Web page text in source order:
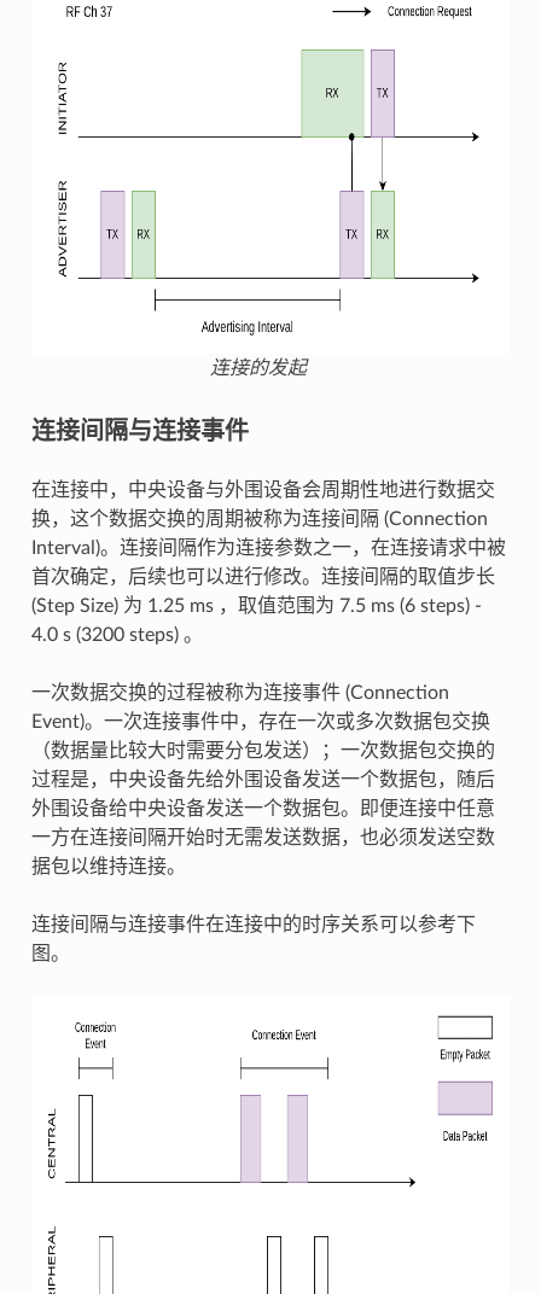
连接的发起
连接间隔与连接事件
在连接中，中央设备与外围设备会周期性地进行数据交
换，这个数据交换的周期被称为连接间隔 (Connection
Interval)。连接间隔作为连接参数之一，在连接请求中被
首次确定，后续也可以进行修改。连接间隔的取值步长
(Step Size) 为 1.25 ms ，取值范围为 7.5 ms (6 steps) -
4.0 s (3200 steps) 。
一次数据交换的过程被称为连接事件 (Connection
Event)。一次连接事件中，存在一次或多次数据包交换
（数据量比较大时需要分包发送）；一次数据包交换的
过程是，中央设备先给外围设备发送一个数据包，随后
外围设备给中央设备发送一个数据包。即便连接中任意
一方在连接间隔开始时无需发送数据，也必须发送空数
据包以维持连接。
连接间隔与连接事件在连接中的时序关系可以参考下
图。